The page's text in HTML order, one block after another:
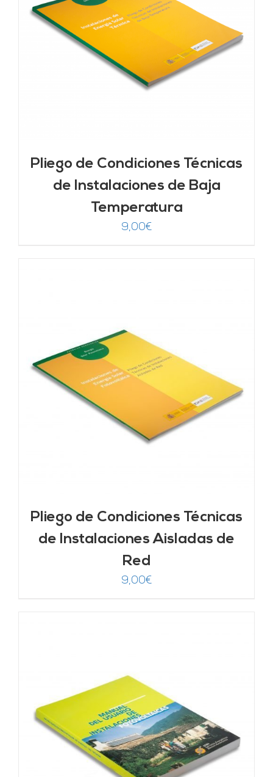
Pliego de Condiciones Técnicas
de Instalaciones de Baja
Temperatura
9,00€
Pliego de Condiciones Técnicas
de Instalaciones Aisladas de
Red
9,00€